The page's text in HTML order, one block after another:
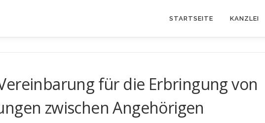
STARTSEITE KANZLEI
für die Erbringung von
zwischen Angehörigen